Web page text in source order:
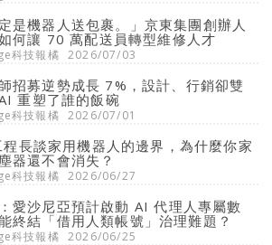
是機器人送包裹。」京東集團創辦人
何讓 70 萬配送員轉型維修人才
科技報橘 2026/07/03
招募逆勢成長 7%，設計、行銷卻雙
重塑了誰的飯碗
科技報橘 2026/07/01
長談家用機器人的邊界，為什麼你家
器還不會消失？
科技報橘 2026/06/27
愛沙尼亞預計啟動 AI 代理人專屬數
終結「借用人類帳號」治理難題？
科技報橘 2026/06/25